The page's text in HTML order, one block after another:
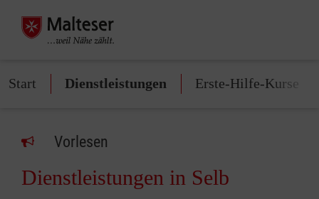
Start Dienstleistungen Erste-Hilfe-Kurse
Vorlesen
Dienstleistungen in Selb